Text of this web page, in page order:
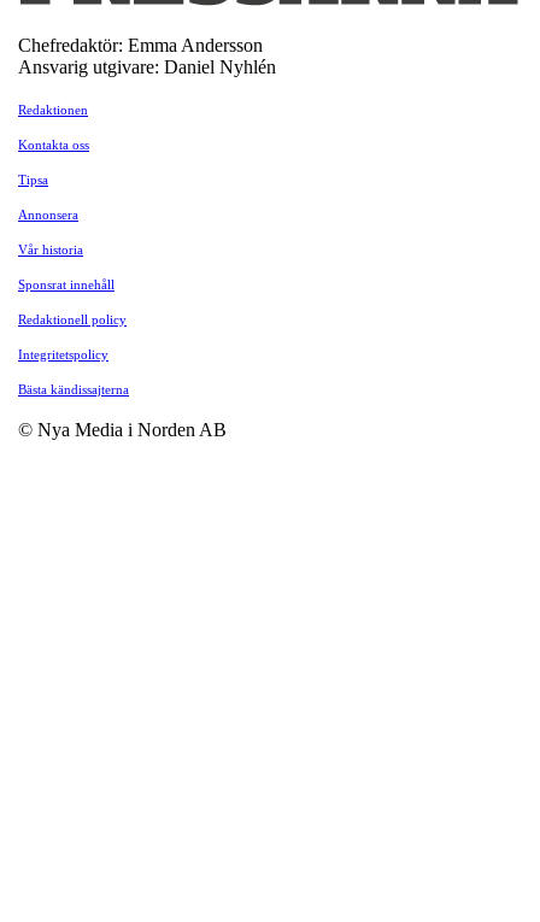
Chefredaktör: Emma Andersson
Ansvarig utgivare: Daniel Nyhlén
Redaktionen
Kontakta oss
Tipsa
Annonsera
Vår historia
Sponsrat innehåll
Redaktionell policy
Integritetspolicy
Bästa kändissajterna
© Nya Media i Norden AB